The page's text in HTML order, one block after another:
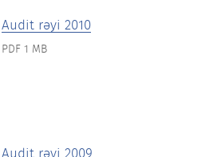
Audit rəyi 2010
PDF 1 MB
Audit rəyi 2009